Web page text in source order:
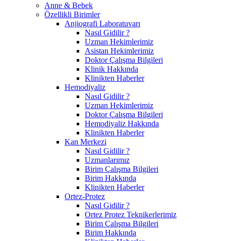
Anne & Bebek
Özellikli Birimler
Anjiografi Laboratuvarı
Nasıl Gidilir ?
Uzman Hekimlerimiz
Asistan Hekimlerimiz
Doktor Çalışma Bilgileri
Klinik Hakkında
Klinikten Haberler
Hemodiyaliz
Nasıl Gidilir ?
Uzman Hekimlerimiz
Doktor Çalışma Bilgileri
Hemodiyaliz Hakkında
Klinikten Haberler
Kan Merkezi
Nasıl Gidilir ?
Uzmanlarımız
Birim Çalışma Bilgileri
Birim Hakkında
Klinikten Haberler
Ortez-Protez
Nasıl Gidilir ?
Ortez Protez Teknikerlerimiz
Birim Çalışma Bilgileri
Birim Hakkında